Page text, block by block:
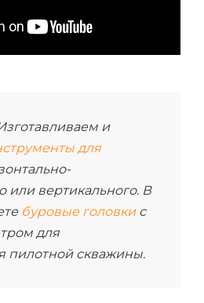
и
для
или вертикального. В
буровые головкис
для
пилотной скважины.